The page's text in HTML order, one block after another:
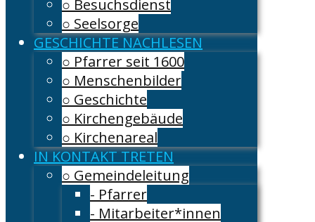
○ Besuchsdienst
○ Seelsorge
GESCHICHTE NACHLESEN
○ Pfarrer seit 1600
○ Menschenbilder
○ Geschichte
○ Kirchengebäude
○ Kirchenareal
IN KONTAKT TRETEN
○ Gemeindeleitung
- Pfarrer
- Mitarbeiter*innen